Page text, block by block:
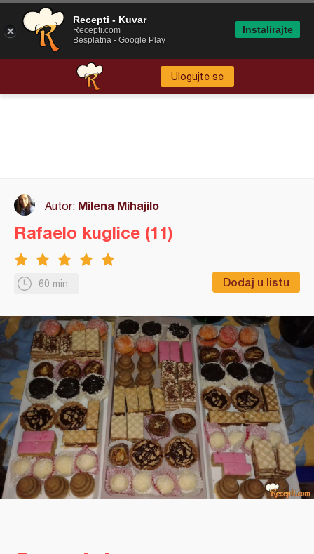
Ulogujte se
Autor: Milena Mihajilo
60 min Dodaj u listu
Rafaelo kuglice (11)
Recepti - Kuvar
Recepti.com
Besplatna - Google Play
Instalirajte